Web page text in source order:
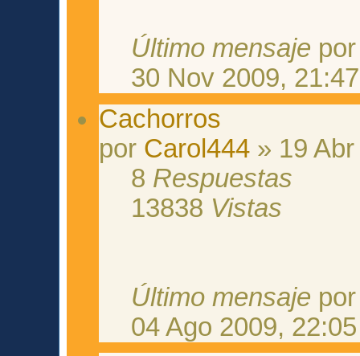
Último mensaje
30 Nov 2009, 21:47
Cachorros
por Carol444 » 19
8 Respuestas
13838 Vistas
Último mensaje
04 Ago 2009, 22:05